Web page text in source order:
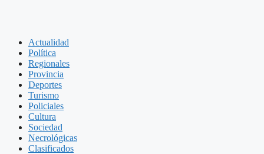
Actualidad
Política
Regionales
Provincia
Deportes
Turismo
Policiales
Cultura
Sociedad
Necrológicas
Clasificados